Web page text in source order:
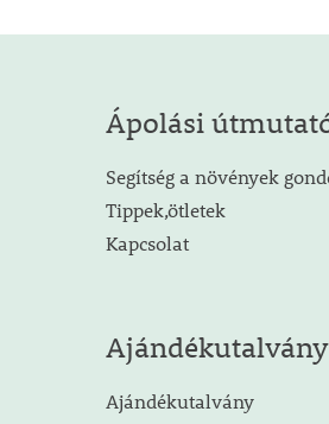
Ápolási
Segítség a növények
Tippek,ötletek
Kapcsolat
Ajándékutalvány